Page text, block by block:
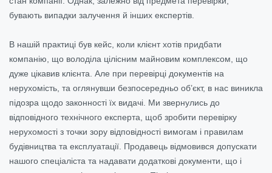
бувають випадки залучення й інших експертів.
В нашій практиці був кейс, коли клієнт хотів придбати
компанію, що володіла цілісним майновим комплексом, що
дуже цікавив клієнта. Але при перевірці документів на
нерухомість, та оглянувши безпосередньо об’єкт, в нас виникла
підозра щодо законності їх видачі. Ми звернулись до
відповідного технічного експерта, щоб зробити перевірку
нерухомості з точки зору відповідності вимогам і правилам
будівництва та експлуатації. Продавець відмовився допускати
нашого спеціаліста та надавати додаткові документи, що і